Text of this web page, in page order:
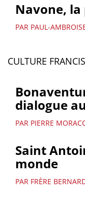
Navone, la
PAR PAUL-
CULTURE
dialogue
PAR PIERRE
Saint
monde
PAR FRÈRE